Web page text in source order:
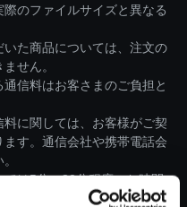
のファイルサイズと異なる
いた商品については、注文の
せん。
信料はお客さまのご負担と
料に関しては、お客様がご契
す。通信会社や携帯電話会
は5分～82分程度のお時間